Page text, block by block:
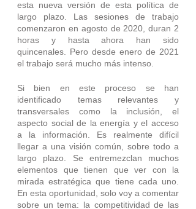
esta nueva versión de esta política de
largo plazo. Las sesiones de trabajo
comenzaron en agosto de 2020, duran 2
horas y hasta ahora han sido
quincenales. Pero desde enero de 2021
el trabajo será mucho más intenso.
Si bien en este proceso se han
identificado temas relevantes y
transversales como la inclusión, el
aspecto social de la energía y el acceso
a la información. Es realmente difícil
llegar a una visión común, sobre todo a
largo plazo. Se entremezclan muchos
elementos que tienen que ver con la
mirada estratégica que tiene cada uno.
En esta oportunidad, solo voy a comentar
sobre un tema: la competitividad de las